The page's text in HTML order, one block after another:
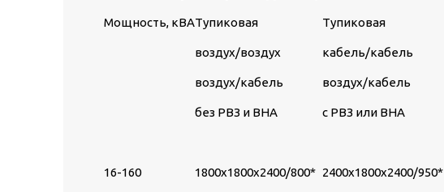
Мощность, кВАТупиковая Тупиковая
воздух/воздух
воздух/кабель
без РВЗ и ВНА
кабель/кабель
воздух/кабель
с РВЗ или ВНА
16-160 1800х1800х2400/800* 2400х1800х2400/950*